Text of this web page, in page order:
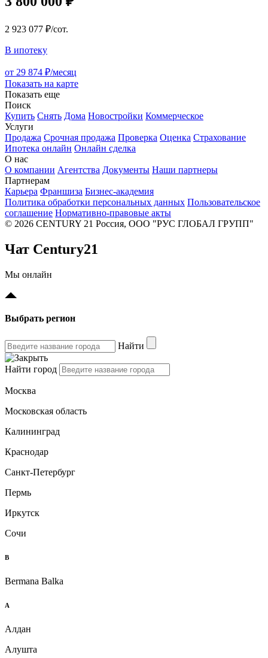
2 923 077 ₽/сот.
В ипотеку
от 29 874 ₽/месяц
Показать на карте
Показать еще
Поиск
Купить Снять Дома Новостройки Коммерческое
Услуги
Продажа Срочная продажа Проверка Оценка Страхование
Ипотека онлайн Онлайн сделка
О нас
О компании Агентства Документы Наши партнеры
Партнерам
Карьера Франшиза Бизнес-академия
Политика обработки персональных данных Пользовательское
соглашение Нормативно-правовые акты
© 2026 CENTURY 21 Россия, ООО "РУС ГЛОБАЛ ГРУПП"
Чат Century21
Мы онлайн
Выбрать регион
Найти
Найти город
Москва
Московская область
Калининград
Краснодар
Санкт-Петербург
Пермь
Иркутск
Сочи
B
Bermana Balka
А
Алдан
Алушта